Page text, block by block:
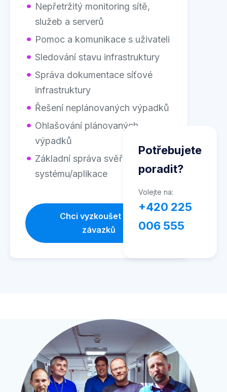
Nepřetržitý monitoring sítě,
služeb a serverů
Pomoc a komunikace s uživateli
Sledování stavu infrastruktury
Správa dokumentace síťové
infrastruktury
Řešení neplánovaných výpadků
Ohlašování plánovaných
výpadků
Základní správa svěřeného
systému/aplikace
Chci vyzkoušet bez
závazků
Potřebujete
poradit?
Volejte na:
+420 225
006 555